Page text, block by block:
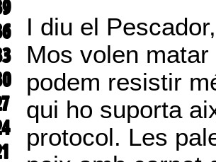
I diu el
Mos volen
podem resistir
qui ho suporta
protocol. Les